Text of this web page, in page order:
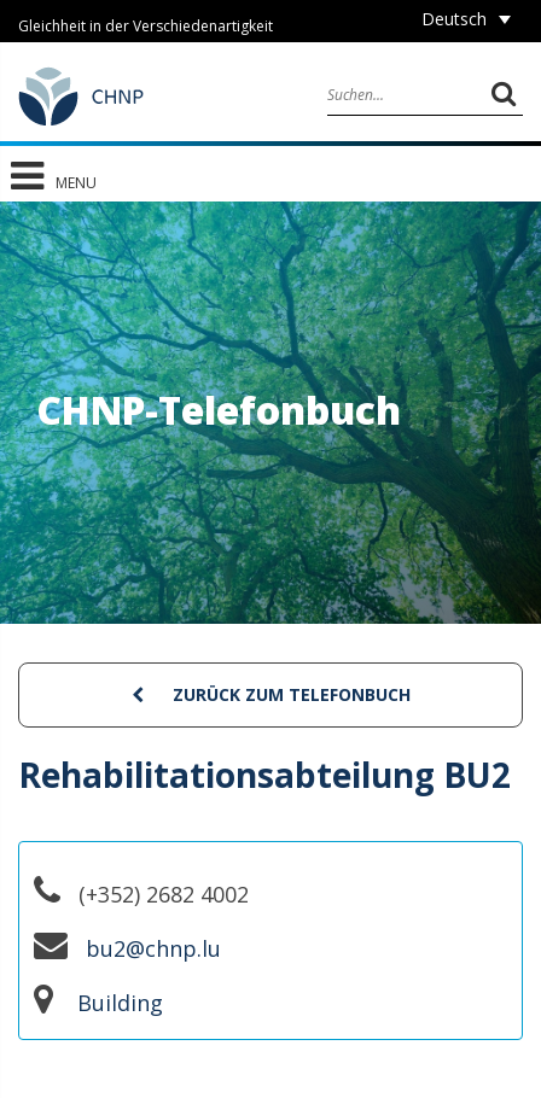
Gleichheit in der Verschiedenartigkeit Deutsch
MENU
CHNP-Telefonbuch
ZURÜCK ZUM TELEFONBUCH
Rehabilitationsabteilung BU2
(+352) 2682 4002
bu2@chnp.lu
Building